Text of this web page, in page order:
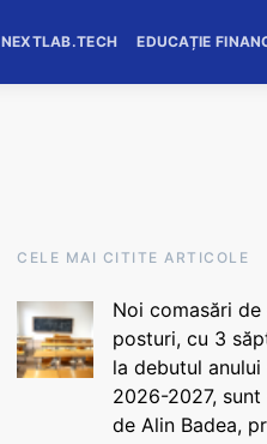
NEXTLAB.TECH EDUCAȚIE
CELE MAI CITITE ARTICOLE
Noi comasări de
posturi, cu 3
la debutul
2026-2027, sunt
de Alin Badea,